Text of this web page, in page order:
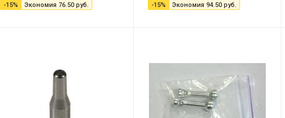
-15% Экономия 76.50 руб. -15% Экономия 94.50 руб.